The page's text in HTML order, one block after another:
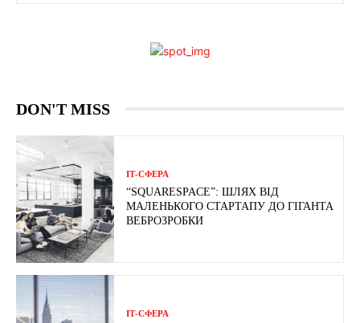
DON'T MISS
ІТ-СФЕРА
“SQUARESPACE”: ШЛЯХ ВІД
МАЛЕНЬКОГО СТАРТАПУ ДО ГІГАНТА
ВЕБРОЗРОБКИ
ІТ-СФЕРА